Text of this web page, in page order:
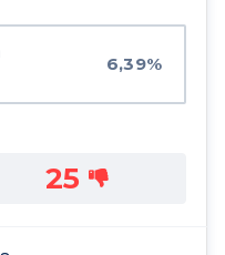
6,39%
25